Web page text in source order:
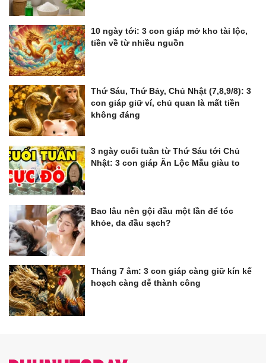
10 ngày tới: 3 con giáp mở kho tài lộc,
tiền về từ nhiều nguồn
Thứ Sáu, Thứ Bảy, Chủ Nhật (7,8,9/8): 3
con giáp giữ ví, chủ quan là mất tiền
không đáng
3 ngày cuối tuần từ Thứ Sáu tới Chủ
Nhật: 3 con giáp Ăn Lộc Mẫu giàu to
Bao lâu nên gội đầu một lần để tóc
khỏe, da đầu sạch?
Tháng 7 âm: 3 con giáp càng giữ kín kế
hoạch càng dễ thành công